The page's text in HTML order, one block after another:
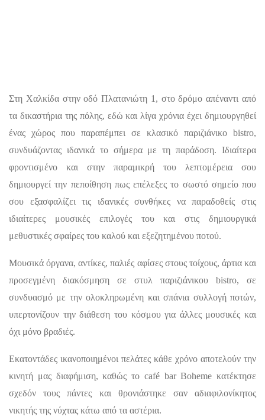
Στη Χαλκίδα στην οδό Πλατανιώτη 1, στο δρόμο απέναντι από
τα δικαστήρια της πόλης, εδώ και λίγα χρόνια έχει δημιουργηθεί
ένας χώρος που παραπέμπει σε κλασικό παριζιάνικο bistro,
συνδυάζοντας ιδανικά το σήμερα με τη παράδοση. Ιδιαίτερα
φροντισμένο και στην παραμικρή του λεπτομέρεια σου
δημιουργεί την πεποίθηση πως επέλεξες το σωστό σημείο που
σου εξασφαλίζει τις ιδανικές συνθήκες να παραδοθείς στις
ιδιαίτερες μουσικές επιλογές του και στις δημιουργικά
μεθυστικές σφαίρες του καλού και εξεζητημένου ποτού.
Μουσικά όργανα, αντίκες, παλιές αφίσες στους τοίχους, άρτια και
προσεγμένη διακόσμηση σε στυλ παριζιάνικου bistro, σε
συνδυασμό με την ολοκληρωμένη και σπάνια συλλογή ποτών,
υπερτονίζουν την διάθεση του κόσμου για άλλες μουσικές και
όχι μόνο βραδιές.
Εκατοντάδες ικανοποιημένοι πελάτες κάθε χρόνο αποτελούν την
κινητή μας διαφήμιση, καθώς το café bar Boheme κατέκτησε
σχεδόν τους πάντες και θρονιάστηκε σαν αδιαφιλονίκητος
νικητής της νύχτας κάτω από τα αστέρια.